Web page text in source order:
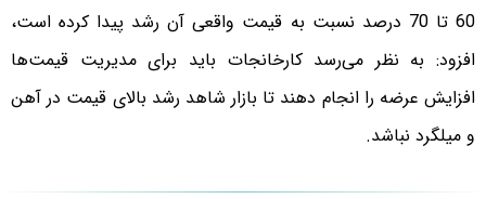
60 تا 70 درصد نسبت به قیمت واقعی آن رشد پیدا کرده است،
افزود: به نظر می‌رسد کارخانجات باید برای مدیریت قیمت‌ها
افزایش عرضه را انجام دهند تا بازار شاهد رشد بالای قیمت در آهن
و میلگرد نباشد.